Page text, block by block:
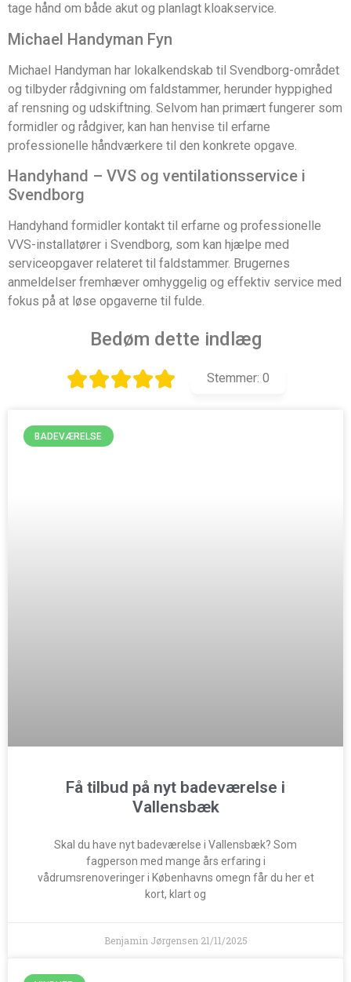
tage hånd om både akut og planlagt kloakservice.
Michael Handyman Fyn
Michael Handyman har lokalkendskab til Svendborg-området
og tilbyder rådgivning om faldstammer, herunder hyppighed
af rensning og udskiftning. Selvom han primært fungerer som
formidler og rådgiver, kan han henvise til erfarne
professionelle håndværkere til den konkrete opgave.
Handyhand – VVS og ventilationsservice i
Svendborg
Handyhand formidler kontakt til erfarne og professionelle
VVS-installatører i Svendborg, som kan hjælpe med
serviceopgaver relateret til faldstammer. Brugernes
anmeldelser fremhæver omhyggelig og effektiv service med
fokus på at løse opgaverne til fulde.
Bedøm dette indlæg
Stemmer: 0
BADEVÆRELSE
Få tilbud på nyt badeværelse i
Vallensbæk
Skal du have nyt badeværelse i Vallensbæk? Som
fagperson med mange års erfaring i
vådrumsrenoveringer i Københavns omegn får du her et
kort, klart og
Benjamin Jørgensen 21/11/2025